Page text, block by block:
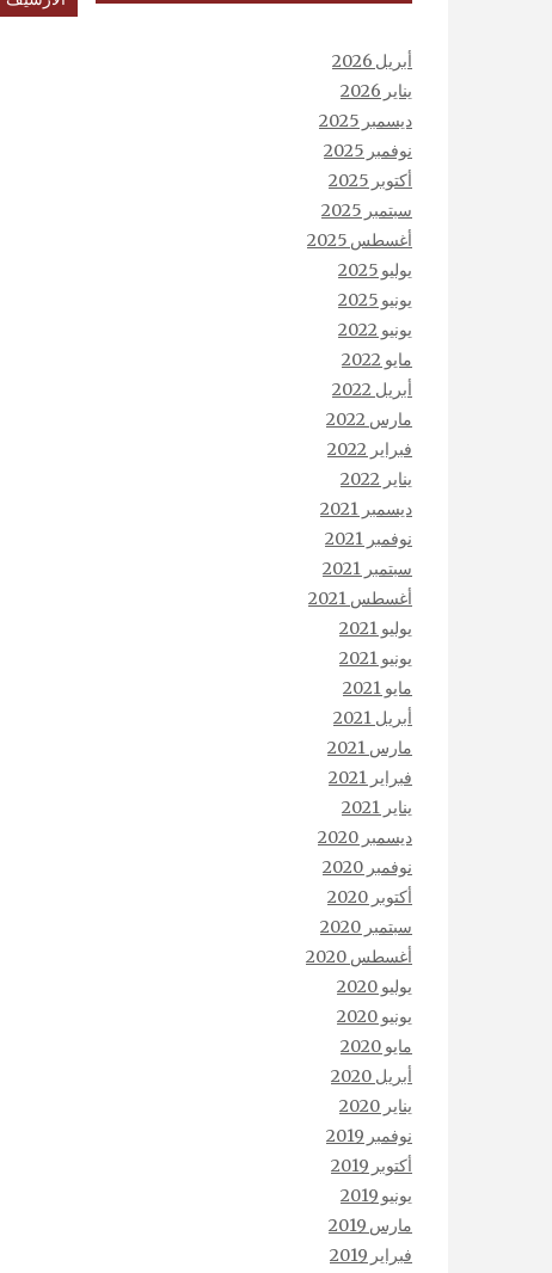
أبريل 2026
يناير 2026
ديسمبر 2025
نوفمبر 2025
أكتوبر 2025
سبتمبر 2025
أغسطس 2025
يوليو 2025
يونيو 2025
يونيو 2022
مايو 2022
أبريل 2022
مارس 2022
فبراير 2022
يناير 2022
ديسمبر 2021
نوفمبر 2021
سبتمبر 2021
أغسطس 2021
يوليو 2021
يونيو 2021
مايو 2021
أبريل 2021
مارس 2021
فبراير 2021
يناير 2021
ديسمبر 2020
نوفمبر 2020
أكتوبر 2020
سبتمبر 2020
أغسطس 2020
يوليو 2020
يونيو 2020
مايو 2020
أبريل 2020
يناير 2020
نوفمبر 2019
أكتوبر 2019
يونيو 2019
مارس 2019
فبراير 2019